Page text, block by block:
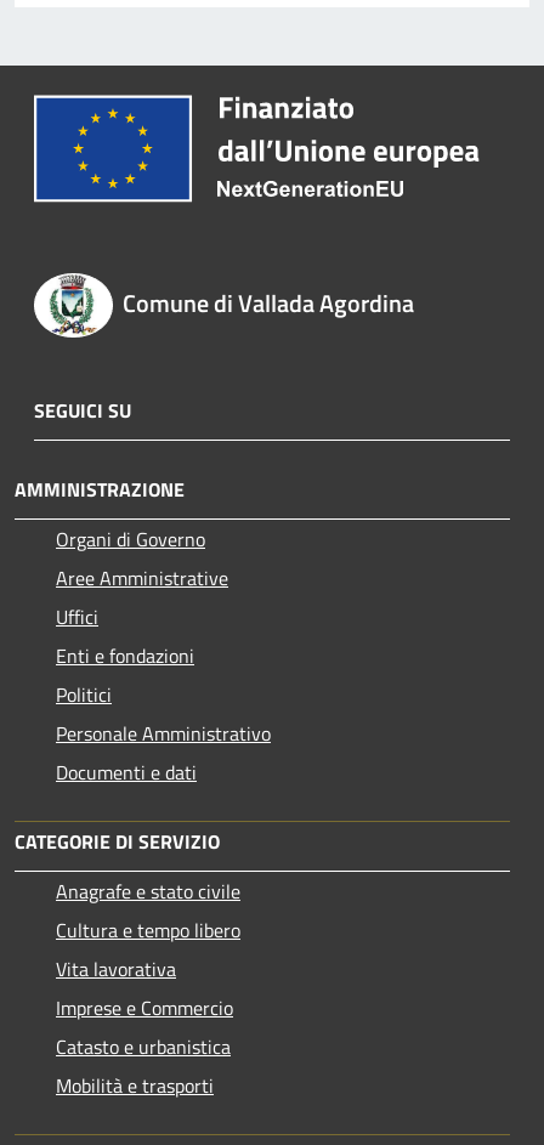
Comune di Vallada Agordina
SEGUICI SU
AMMINISTRAZIONE
Organi di Governo
Aree Amministrative
Uffici
Enti e fondazioni
Politici
Personale Amministrativo
Documenti e dati
CATEGORIE DI SERVIZIO
Anagrafe e stato civile
Cultura e tempo libero
Vita lavorativa
Imprese e Commercio
Catasto e urbanistica
Mobilità e trasporti